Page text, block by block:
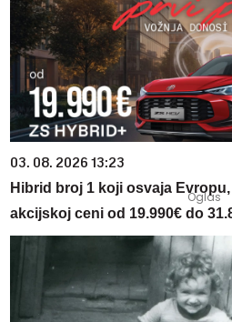
03. 08. 2026 13:23
Hibrid broj 1 koji osvaja
akcijskoj ceni od 19.990€ do